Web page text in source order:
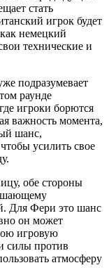
стать
игрок будет
немецкий
технические и
подразумевает
раунде
игроки борются
важность момента,
шанс,
усилить свое
обе стороны
Для Фери это шанс
он может
игровую
силы против
атмосферу